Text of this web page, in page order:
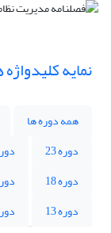
نمایه کلیدواژه
همه دوره ها
دوره 23
دوره 18
دوره 13